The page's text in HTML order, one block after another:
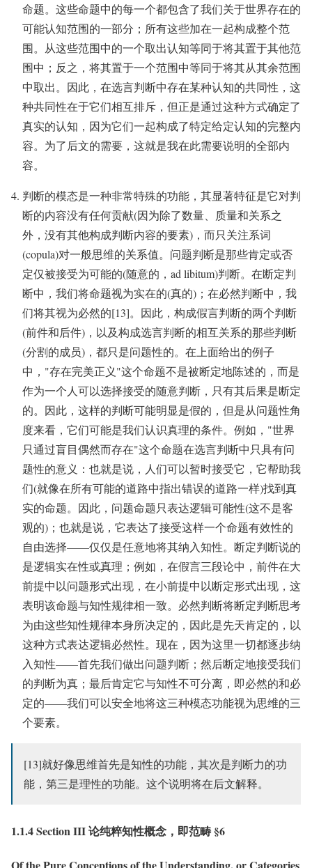
命题。这些命题中的每一个都包含了我们关于世界存在的
可能认知范围的一部分；所有这些加在一起构成整个范
围。从这些范围中的一个取出认知等同于将其置于其他范
围中；反之，将其置于一个范围中等同于将其从其余范围
中取出。因此，在选言判断中存在某种认知的共同性，这
种共同性在于它们相互排斥，但正是通过这种方式确定了
真实的认知，因为它们一起构成了特定给定认知的完整内
容。为了后文的需要，这就是我在此需要说明的全部内
容。
判断的模态是一种非常特殊的功能，其显著特征是它对判
断的内容没有任何贡献(因为除了数量、质量和关系之
外，没有其他构成判断内容的要素)，而只关注系词
(copula)对一般思维的关系值。问题判断是那些肯定或否
定仅被接受为可能的(随意的，ad libitum)判断。在断定判
断中，我们将命题视为实在的(真的)；在必然判断中，我
们将其视为必然的[13]。因此，构成假言判断的两个判断
(前件和后件)，以及构成选言判断的相互关系的那些判断
(分割的成员)，都只是问题性的。在上面给出的例子
中，"存在完美正义"这个命题不是被断定地陈述的，而是
作为一个人可以选择接受的随意判断，只有其后果是断定
的。因此，这样的判断可能明显是假的，但是从问题性角
度来看，它们可能是我们认识真理的条件。例如，"世界
只通过盲目偶然而存在"这个命题在选言判断中只具有问
题性的意义：也就是说，人们可以暂时接受它，它帮助我
们(就像在所有可能的道路中指出错误的道路一样)找到真
实的命题。因此，问题命题只表达逻辑可能性(这不是客
观的)；也就是说，它表达了接受这样一个命题有效性的
自由选择——仅仅是任意地将其纳入知性。断定判断说的
是逻辑实在性或真理；例如，在假言三段论中，前件在大
前提中以问题形式出现，在小前提中以断定形式出现，这
表明该命题与知性规律相一致。必然判断将断定判断思考
为由这些知性规律本身所决定的，因此是先天肯定的，以
这种方式表达逻辑必然性。现在，因为这里一切都逐步纳
入知性——首先我们做出问题判断；然后断定地接受我们
的判断为真；最后肯定它与知性不可分离，即必然的和必
定的——我们可以安全地将这三种模态功能视为思维的三
个要素。
[13]就好像思维首先是知性的功能，其次是判断力的功
能，第三是理性的功能。这个说明将在后文解释。
1.1.4 Section III 论纯粹知性概念，即范畴 §6